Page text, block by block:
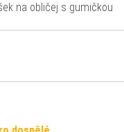
na obličej s gumičkou